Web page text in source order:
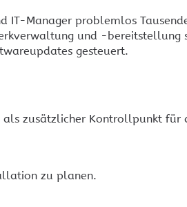
Manager problemlos
und -bereitstellung
gesteuert.
als zusätzlicher Kontrollpunkt für
zu planen.